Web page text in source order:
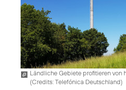
Ländliche Gebiete profitieren von
(Credits: Telefónica Deutschland)